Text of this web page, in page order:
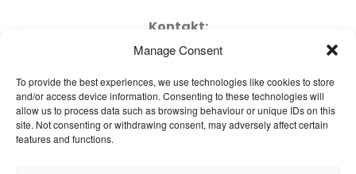
Manage Consent
To provide the best experiences, we use technologies like cookies to store
and/or access device information. Consenting to these technologies will
allow us to process data such as browsing behaviour or unique IDs on this
site. Not consenting or withdrawing consent, may adversely affect certain
features and functions.
Kontakt:
Tel : +32 56 41 06 04 Email : info@oneflor-